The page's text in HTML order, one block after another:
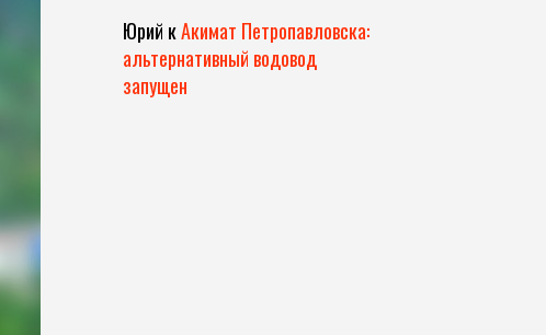
Юрий кАкимат Петропавловска:
альтернативный водовод
запущен